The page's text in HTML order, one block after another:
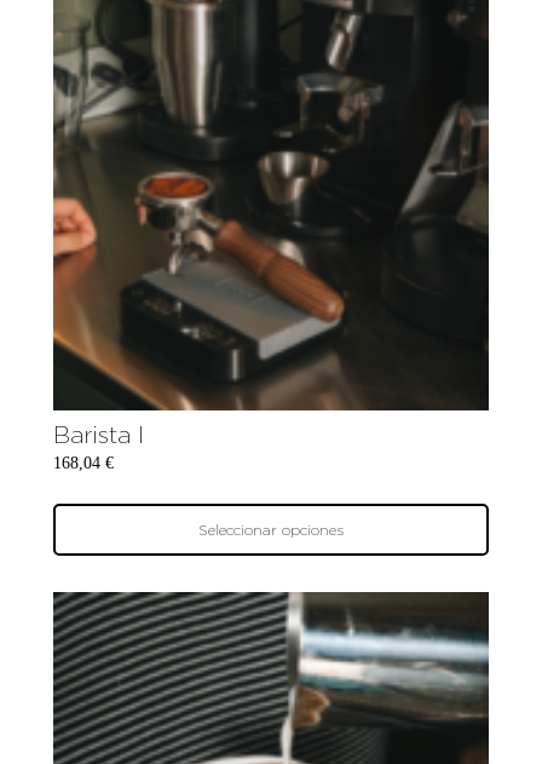
Barista I
168,04 €
Seleccionar opciones